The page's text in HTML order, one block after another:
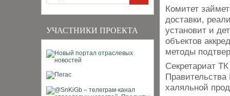
УЧАСТНИКИ ПРОЕКТА
Комитет
доставки,
установит и
объектов
методы
Секретариат
халяльной